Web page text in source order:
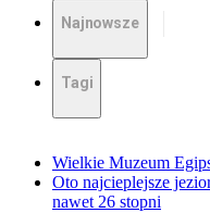
Najnowsze
Tagi
Wielkie Muzeum
Oto najcieplejsze
nawet 26 stopni